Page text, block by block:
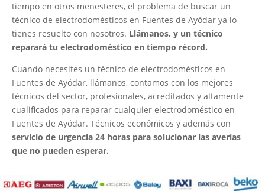
tiempo en otros menesteres, el problema de buscar un
técnico de electrodomésticos en Fuentes de Ayódar ya lo
tienes resuelto con nosotros. Llámanos, y un técnico
reparará tu electrodoméstico en tiempo récord.
Cuando necesites un técnico de electrodomésticos en
Fuentes de Ayódar, llámanos, contamos con los mejores
técnicos del sector, profesionales, acreditados y altamente
cualificados para reparar cualquier electrodoméstico en
Fuentes de Ayódar. Técnicos económicos y además con
servicio de urgencia 24 horas para solucionar las averías
que no pueden esperar.